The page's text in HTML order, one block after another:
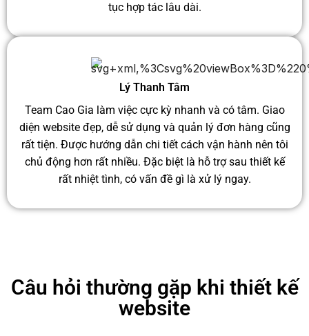
tục hợp tác lâu dài.
Lý Thanh Tâm
Team Cao Gia làm việc cực kỳ nhanh và có tâm. Giao
diện website đẹp, dễ sử dụng và quản lý đơn hàng cũng
rất tiện. Được hướng dẫn chi tiết cách vận hành nên tôi
chủ động hơn rất nhiều. Đặc biệt là hỗ trợ sau thiết kế
rất nhiệt tình, có vấn đề gì là xử lý ngay.
Câu hỏi thường gặp khi thiết kế
website